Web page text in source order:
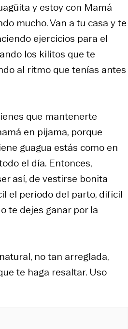
y estoy con Mamá
mucho. Van a tu casa y te
ejercicios para el
los kilitos que te
al ritmo que tenías antes
que mantenerte
en pijama, porque
guagua estás como en
el día. Entonces,
así, de vestirse bonita
el período del parto, difícil
te dejes ganar por la
no tan arreglada,
te haga resaltar. Uso